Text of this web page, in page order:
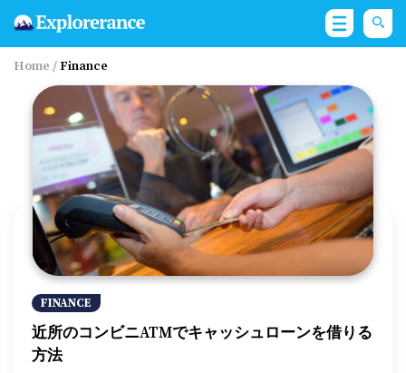
Home /Finance
FINANCE
近所のコンビニATMでキャッシュローンを借りる
方法